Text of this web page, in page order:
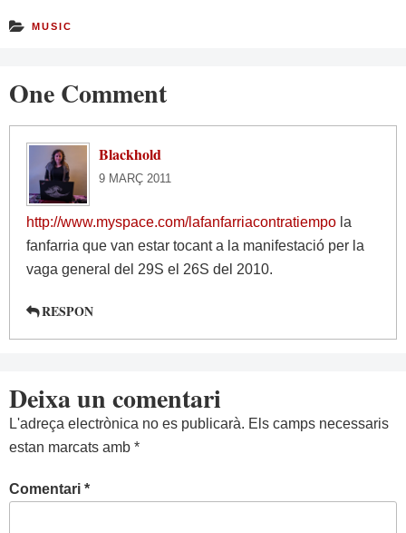
MUSIC
One Comment
Blackhold
9 MARÇ 2011
http://www.myspace.com/lafanfarriacontratiempola
fanfarria que van estar tocant a la manifestació per la
vaga general del 29S el 26S del 2010.
RESPON
Deixa un comentari
L'adreça electrònica no es publicarà. Els camps necessaris
estan marcats amb *
Comentari *